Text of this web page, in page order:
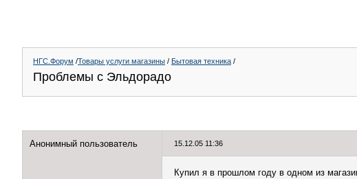
НГС.Форум /Товары услуги магазины / Бытовая техника /
Проблемы с Эльдорадо
Анонимный пользователь 15.12.05 11:36
Купил я в прошлом году в одном из